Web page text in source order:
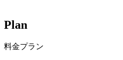
Plan
料金プラン